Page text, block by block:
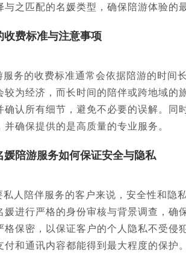
与之匹配的名媛类型，确保陪游体验的
收费标准与注意事项
服务的收费标准通常会依据陪游的时间
较为经济，而长时间的陪伴或跨地域
确认所有细节，避免不必要的误解。
并确保提供的是高质量的专业服务。
媛陪游服务如何保证安全与隐私
私人陪伴服务的客户来说，安全性和隐
媛进行严格的身份审核与背景调查，
格保密，以保证客户的个人隐私不受
付和通讯内容都能得到最大程度的保护